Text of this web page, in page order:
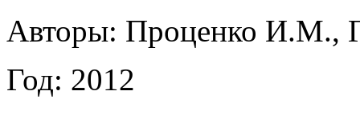
Авторы: Проценко И.М.,
Год: 2012